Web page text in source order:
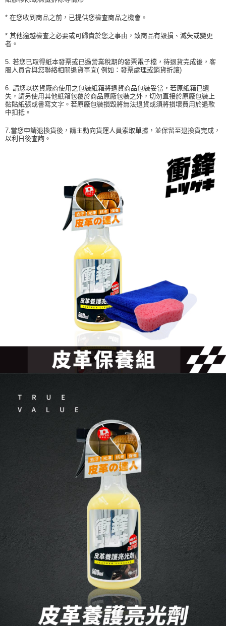
* 在您收到商品之前，已提供您檢查商品之機會。
* 其他逾越檢查之必要或可歸責於您之事由，致商品有毀損、滅失或變更
者。
5. 若您已取得紙本發票或已過營業稅期的發票電子檔，待退貨完成後，客
服人員會與您聯絡相關退貨事宜( 例如：發票處理或銷貨折讓)
6. 請您以送貨廠商使用之包裝紙箱將退貨商品包裝妥當，若原紙箱已遺
失，請另使用其他紙箱包覆於商品原廠包裝之外，切勿直接於原廠包裝上
黏貼紙張或書寫文字。若原廠包裝損毀將無法退貨或須將損壞費用於退款
中扣抵。
7.當您申請退換貨後，請主動向貨運人員索取單據，並保留至退換貨完成，
以利日後查詢。